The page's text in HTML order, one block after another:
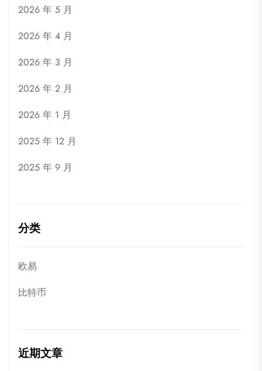
2026 年 5 月
2026 年 4 月
2026 年 3 月
2026 年 2 月
2026 年 1 月
2025 年 12 月
2025 年 9 月
分类
欧易
比特币
近期文章